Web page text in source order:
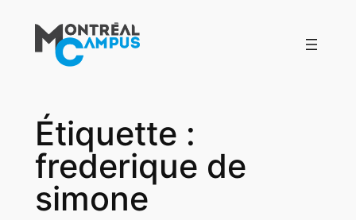
contenu
Étiquette :
frederique de
simone